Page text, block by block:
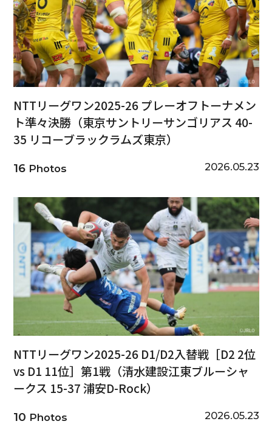
NTTリーグワン2025-26 プレーオフトーナメン
ト準々決勝（東京サントリーサンゴリアス 40-
35 リコーブラックラムズ東京）
16Photos 2026.05.23
NTTリーグワン2025-26 D1/D2入替戦［D2 2位
vs D1 11位］第1戦（清水建設江東ブルーシャ
ークス 15-37 浦安D-Rock）
10 Photos 2026.05.23